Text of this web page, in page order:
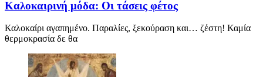
Καλοκαιρινή μόδα: Οι τάσεις φέτος
Καλοκαίρι αγαπημένο. Παραλίες, ξεκούραση και… ζέστη! Καμία
θερμοκρασία δε θα